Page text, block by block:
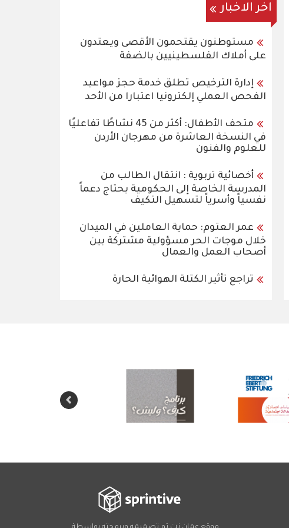
اخر الاخبار
مستوطنون يقتحمون الأقصى ويعتدون
على أملاك الفلسطينيين بالضفة
إدارة الترخيص تطلق خدمة حجز مواعيد
الفحص العملي إلكترونيا اعتبارا من الأحد
متحف الأطفال: أكثر من 45 نشاطًا تفاعليًا
في النسخة العاشرة من مهرجان الأردن
للعلوم والفنون
أخصائية تربوية : انتقال الطالب من
المدرسة الخاصة إلى الحكومية يحتاج دعماً
نفسياً وأسرياً لتسهيل التكيف
عمر العتوم: حماية العاملين في الميدان
خلال موجات الحر مسؤولية مشتركة بين
أصحاب العمل والعمال
تراجع تأثير الكتلة الهوائية الحارة